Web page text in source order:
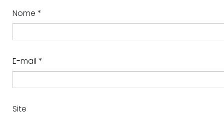
Nome *
E-mail *
Site